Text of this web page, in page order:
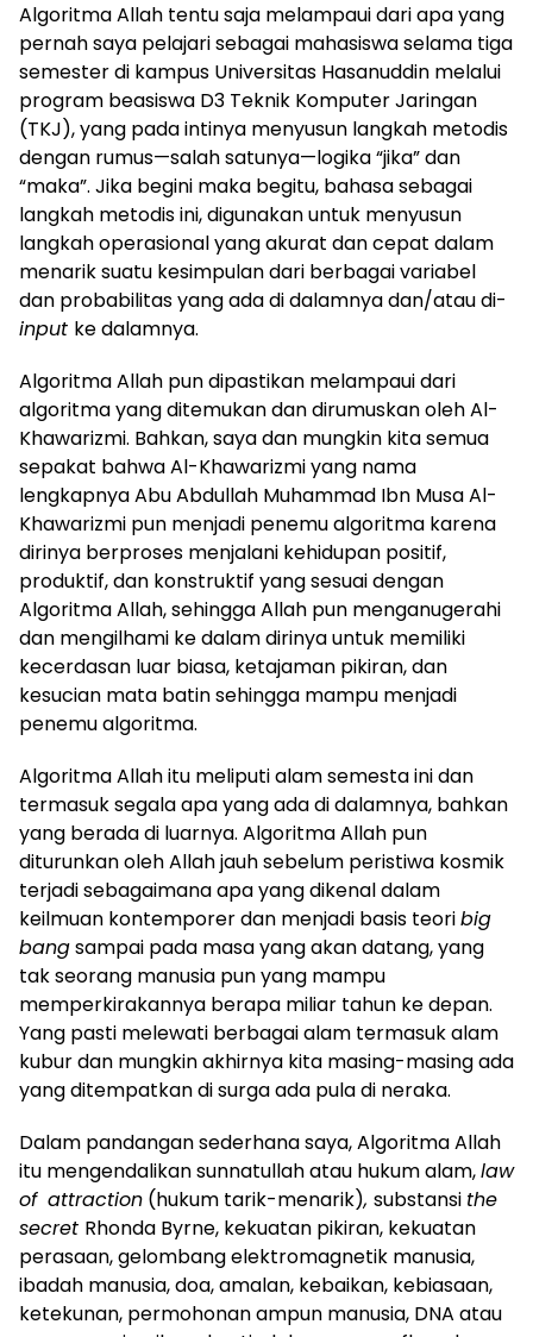
Algoritma Allah tentu saja melampaui dari apa yang
pernah saya pelajari sebagai mahasiswa selama tiga
semester di kampus Universitas Hasanuddin melalui
program beasiswa D3 Teknik Komputer Jaringan
(TKJ), yang pada intinya menyusun langkah metodis
dengan rumus—salah satunya—logika “jika” dan
“maka”. Jika begini maka begitu, bahasa sebagai
langkah metodis ini, digunakan untuk menyusun
langkah operasional yang akurat dan cepat dalam
menarik suatu kesimpulan dari berbagai variabel
dan probabilitas yang ada di dalamnya dan/atau di-
input ke dalamnya.
Algoritma Allah pun dipastikan melampaui dari
algoritma yang ditemukan dan dirumuskan oleh Al-
Khawarizmi. Bahkan, saya dan mungkin kita semua
sepakat bahwa Al-Khawarizmi yang nama
lengkapnya Abu Abdullah Muhammad Ibn Musa Al-
Khawarizmi pun menjadi penemu algoritma karena
dirinya berproses menjalani kehidupan positif,
produktif, dan konstruktif yang sesuai dengan
Algoritma Allah, sehingga Allah pun menganugerahi
dan mengilhami ke dalam dirinya untuk memiliki
kecerdasan luar biasa, ketajaman pikiran, dan
kesucian mata batin sehingga mampu menjadi
penemu algoritma.
Algoritma Allah itu meliputi alam semesta ini dan
termasuk segala apa yang ada di dalamnya, bahkan
yang berada di luarnya. Algoritma Allah pun
diturunkan oleh Allah jauh sebelum peristiwa kosmik
terjadi sebagaimana apa yang dikenal dalam
keilmuan kontemporer dan menjadi basis teoribig
bangsampai pada masa yang akan datang, yang
tak seorang manusia pun yang mampu
memperkirakannya berapa miliar tahun ke depan.
Yang pasti melewati berbagai alam termasuk alam
kubur dan mungkin akhirnya kita masing-masing ada
yang ditempatkan di surga ada pula di neraka.
Dalam pandangan sederhana saya, Algoritma Allah
itu mengendalikan sunnatullah atau hukum alam,law
of attraction (hukum tarik-menarik), substansi the
secret Rhonda Byrne, kekuatan pikiran, kekuatan
perasaan, gelombang elektromagnetik manusia,
ibadah manusia, doa, amalan, kebaikan, kebiasaan,
ketekunan, permohonan ampun manusia, DNA atau